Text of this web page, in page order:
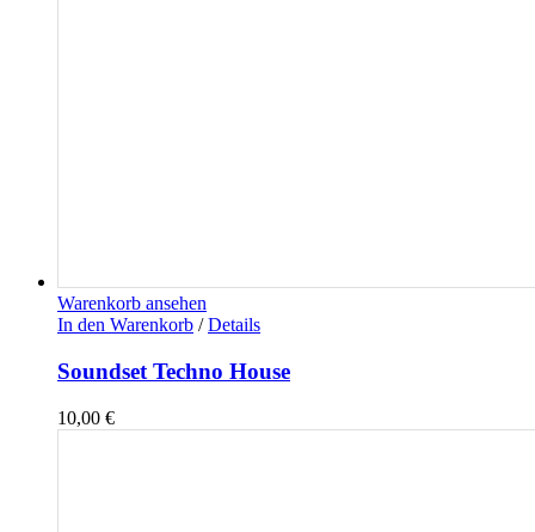
Warenkorb ansehen
In den Warenkorb / Details
Soundset Techno House
10,00 €